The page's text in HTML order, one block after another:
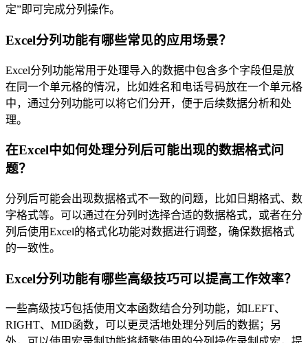
定”即可完成分列操作。
Excel分列功能有哪些常见的应用场景？
Excel分列功能常用于处理导入的数据中包含多个字段但是放
在同一个单元格的情况，比如姓名和电话号码放在一个单元格
中，通过分列功能可以将它们分开，便于后续数据分析和处
理。
在Excel中如何处理分列后可能出现的数据格式问
题？
分列后可能会出现数据格式不一致的问题，比如日期格式、数
字格式等。可以通过在分列时选择合适的数据格式，或者在分
列后使用Excel的格式化功能对数据进行调整，确保数据格式
的一致性。
Excel分列功能有哪些高级技巧可以提高工作效率？
一些高级技巧包括使用文本函数结合分列功能，如LEFT、
RIGHT、MID函数，可以更灵活地处理分列后的数据；另